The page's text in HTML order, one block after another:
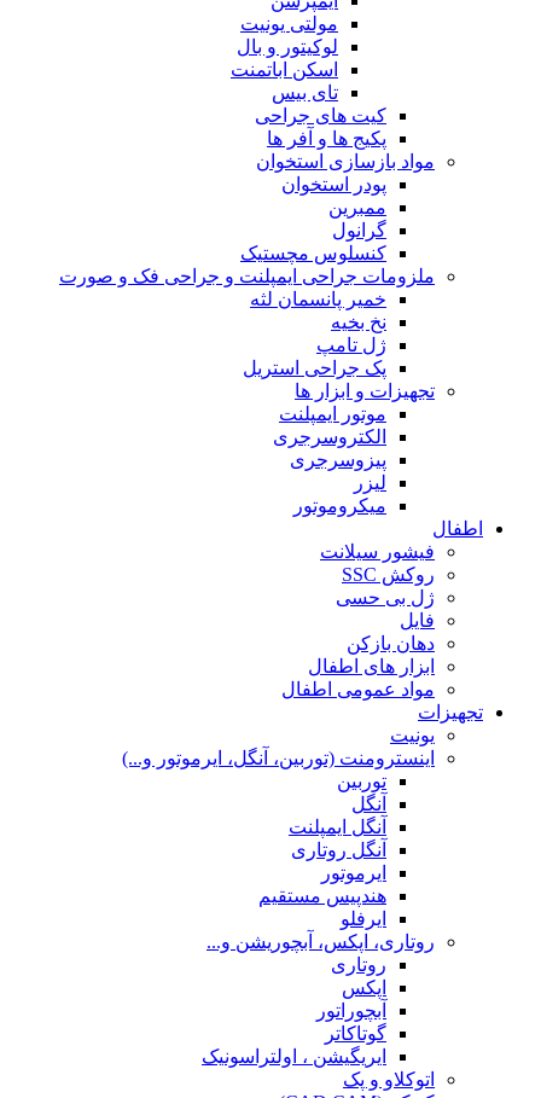
مولتی یونیت
لوکیتور و بال
اسکن اباتمنت
تای بیس
کیت های جراحی
پکیج ها و آفر ها
مواد بازسازی استخوان
پودر استخوان
ممبرین
گرانول
کنسلوس مچستیک
ملزومات جراحی ایمپلنت و جراحی فک و صورت
خمیر پانسمان لثه
نخ بخیه
ژل تامپ
پک جراحی استریل
تجهیزات و ابزار ها
موتور ایمپلنت
الکتروسرجری
پیزوسرجری
لیزر
میکروموتور
اطفال
فیشور سیلانت
روکش SSC
ژل بی حسی
فایل
دهان بازکن
ابزار های اطفال
مواد عمومی اطفال
تجهیزات
یونیت
اینسترومنت (توربین، آنگل، ایرموتور و...)
توربین
آنگل
آنگل ایمپلنت
آنگل روتاری
ایرموتور
هندپیس مستقیم
ایرفلو
روتاری، اپکس، آبچوریشن و...
روتاری
اپکس
آبچوراتور
گوتاکاتر
ایریگیشن ، اولتراسونیک
اتوکلاو و پک